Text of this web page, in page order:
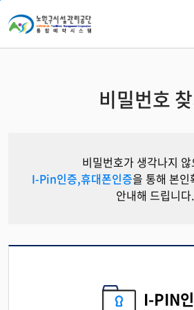
본문 바로가기
비밀번호
비밀번호가 생각나지
I-Pin인증,휴대폰인증을 통해 본인
안내해 드립니다.
I-PIN